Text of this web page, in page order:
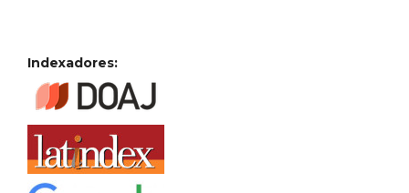
Indexadores: